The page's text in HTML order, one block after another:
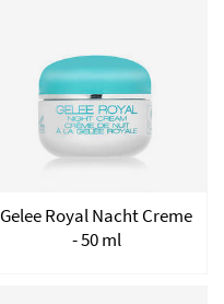
Gelee Royal Nacht Creme
- 50 ml